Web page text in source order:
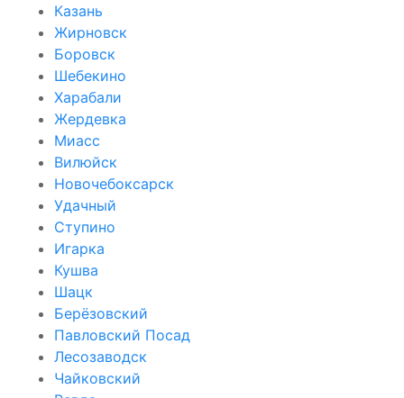
Казань
Жирновск
Боровск
Шебекино
Харабали
Жердевка
Миасс
Вилюйск
Новочебоксарск
Удачный
Ступино
Игарка
Кушва
Шацк
Берёзовский
Павловский Посад
Лесозаводск
Чайковский